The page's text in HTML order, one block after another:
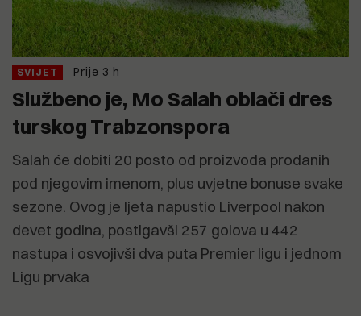
SVIJET Prije 3 h
Službeno je, Mo Salah oblači dres
turskog Trabzonspora
Salah će dobiti 20 posto od proizvoda prodanih
pod njegovim imenom, plus uvjetne bonuse svake
sezone. Ovog je ljeta napustio Liverpool nakon
devet godina, postigavši ​​257 golova u 442
nastupa i osvojivši dva puta Premier ligu i jednom
Ligu prvaka